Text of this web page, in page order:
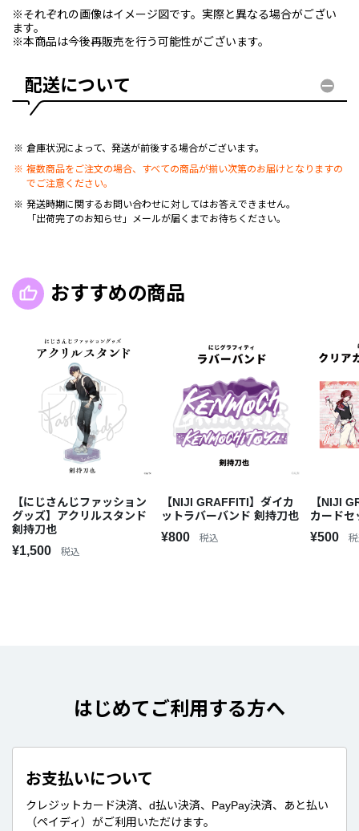
※それぞれの画像はイメージ図です。実際と異なる場合がござい
ます。
※本商品は今後再販売を行う可能性がございます。
配送について
倉庫状況によって、発送が前後する場合がございます。
複数商品をご注文の場合、すべての商品が揃い次第のお届けとなりますの
でご注意ください。
発送時期に関するお問い合わせに対してはお答えできません。
「出荷完了のお知らせ」メールが届くまでお待ちください。
おすすめの商品
【にじさんじファッション
グッズ】アクリルスタンド
剣持刀也
¥1,500 税込
【NIJI GRAFFITI】ダイカ
ットラバーバンド 剣持刀也
¥800 税込
【NIJI
カードセ
¥500
はじめてご利用する方へ
お支払いについて
クレジットカード決済、d払い決済、PayPay決済、あと払い
（ペイディ）がご利用いただけます。